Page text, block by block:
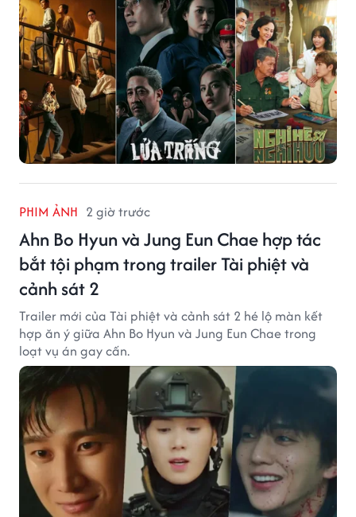
PHIM ẢNH 2 giờ trước
Ahn Bo Hyun và Jung Eun Chae hợp tác
bắt tội phạm trong trailer Tài phiệt và
cảnh sát 2
Trailer mới của Tài phiệt và cảnh sát 2 hé lộ màn kết
hợp ăn ý giữa Ahn Bo Hyun và Jung Eun Chae trong
loạt vụ án gay cấn.